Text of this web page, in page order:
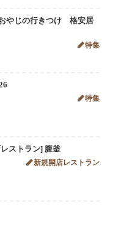
やじの行きつけ 格安居
特集
特集
ストラン] 腹釜
新規開店レストラン